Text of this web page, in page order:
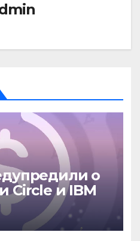
о
Circle и IBM